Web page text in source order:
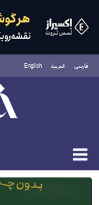
فارسی العربية English